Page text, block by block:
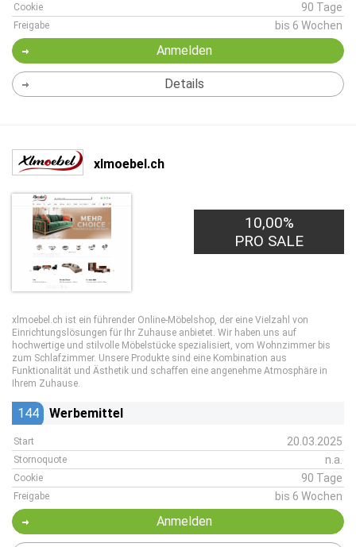
Cookie 90 Tage
Freigabe bis 6 Wochen
Anmelden
Details
xlmoebel.ch
10,00%
PRO SALE
xlmoebel.ch ist ein führender Online-Möbelshop, der eine Vielzahl von
Einrichtungslösungen für Ihr Zuhause anbietet. Wir haben uns auf
hochwertige und stilvolle Möbelstücke spezialisiert, vom Wohnzimmer bis
zum Schlafzimmer. Unsere Produkte sind eine Kombination aus
Funktionalität und Ästhetik und schaffen eine angenehme Atmosphäre in
Ihrem Zuhause.
144 Werbemittel
Start 20.03.2025
Stornoquote n.a.
Cookie 90 Tage
Freigabe bis 6 Wochen
Anmelden